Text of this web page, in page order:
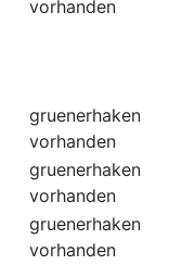
vorhanden
gruenerhaken
vorhanden
gruenerhaken
vorhanden
gruenerhaken
vorhanden